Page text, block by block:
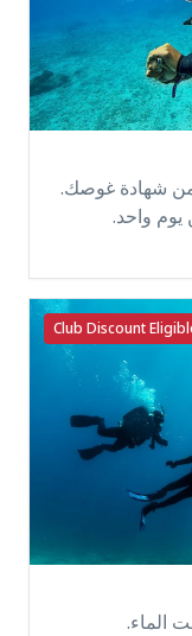
من شهادة غوصك.
واحد.
Club Discount
الماء.